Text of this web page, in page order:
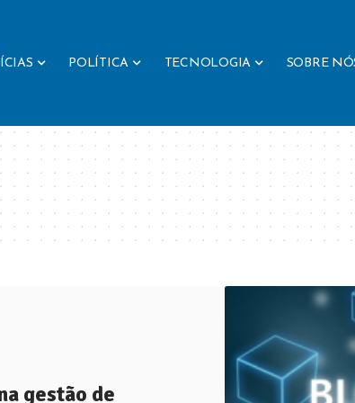
POLÍTICA TECNOLOGIA SOBRE
gestão de